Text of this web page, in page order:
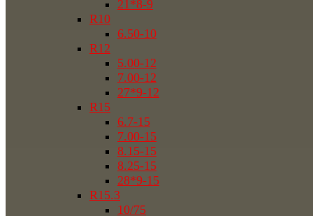
21*8-9
R10
6.50-10
R12
5.00-12
7.00-12
27*9-12
R15
6.7-15
7.00-15
8.15-15
8.25-15
28*9-15
R15.3
10/75